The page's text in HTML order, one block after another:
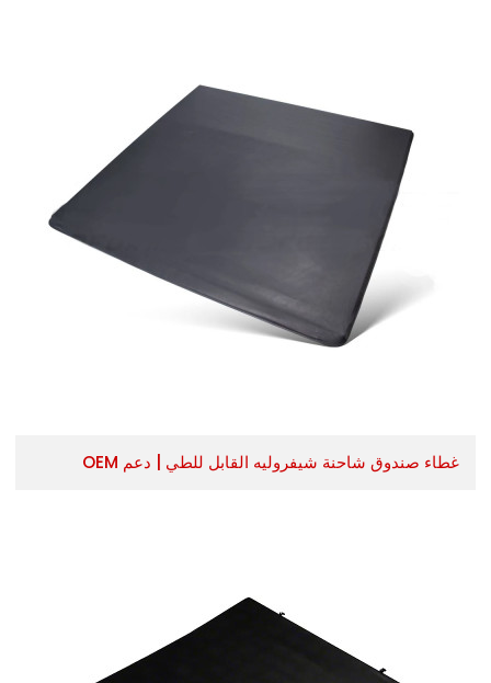
غطاء صندوق شاحنة شيفروليه القابل للطي | دعم OEM